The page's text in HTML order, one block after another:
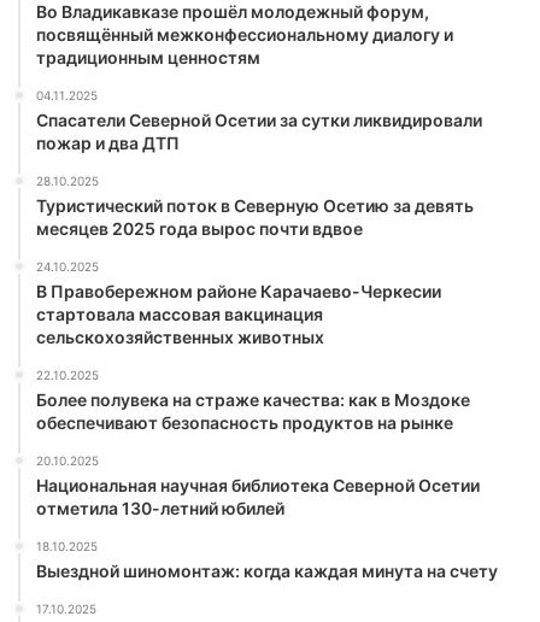
Во Владикавказе прошёл молодежный форум,
посвящённый межконфессиональному диалогу и
традиционным ценностям
04.11.2025
Спасатели Северной Осетии за сутки ликвидировали
пожар и два ДТП
28.10.2025
Туристический поток в Северную Осетию за девять
месяцев 2025 года вырос почти вдвое
24.10.2025
В Правобережном районе Карачаево-Черкесии
стартовала массовая вакцинация
сельскохозяйственных животных
22.10.2025
Более полувека на страже качества: как в Моздоке
обеспечивают безопасность продуктов на рынке
20.10.2025
Национальная научная библиотека Северной Осетии
отметила 130-летний юбилей
18.10.2025
Выездной шиномонтаж: когда каждая минута на счету
17.10.2025